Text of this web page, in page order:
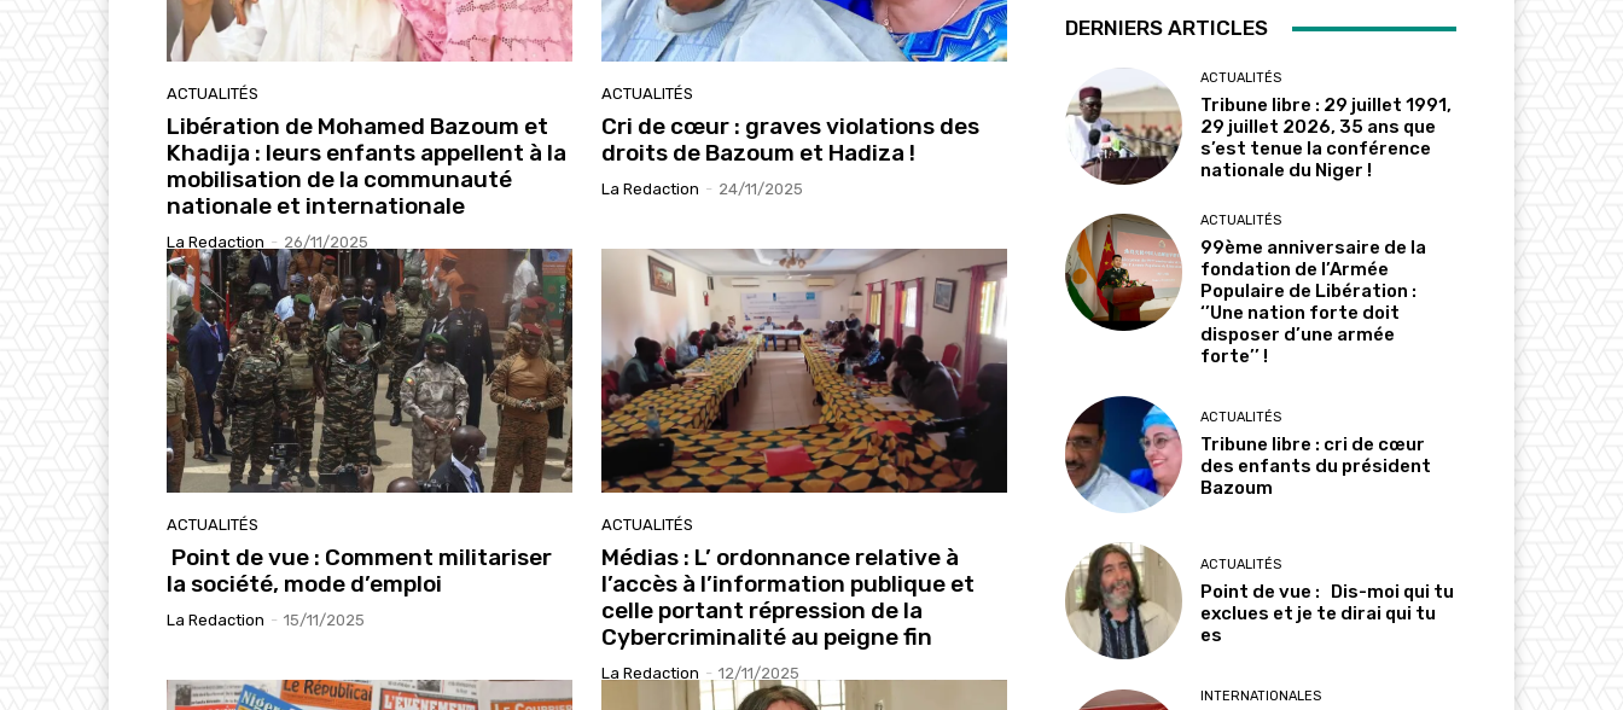
ACTUALITÉS
Libération de Mohamed Bazoum et
Khadija : leurs enfants appellent à la
mobilisation de la communauté
nationale et internationale
La Redaction - 26/11/2025
ACTUALITÉS
Cri de cœur : graves violations des
droits de Bazoum et Hadiza !
La Redaction - 24/11/2025
ACTUALITÉS
Point de vue : Comment militariser
la société, mode d’emploi
La Redaction - 15/11/2025
ACTUALITÉS
Médias : L’ ordonnance relative à
l’accès à l’information publique et
celle portant répression de la
Cybercriminalité au peigne fin
La Redaction - 12/11/2025
DERNIERS ARTICLES
ACTUALITÉS
Tribune libre : 29 juillet 1991,
29 juillet 2026, 35 ans que
s’est tenue la conférence
nationale du Niger !
ACTUALITÉS
99ème anniversaire de la
fondation de l’Armée
Populaire de Libération :
‘’Une nation forte doit
disposer d’une armée
forte’’ !
ACTUALITÉS
Tribune libre : cri de cœur
des enfants du président
Bazoum
ACTUALITÉS
Point de vue : Dis-moi qui tu
exclues et je te dirai qui tu
es
INTERNATIONALES